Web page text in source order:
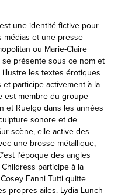
une identité fictive pour
médias et une presse
ou Marie-Claire
se présente sous ce nom et
les textes érotiques
et participe activement à la
est membre du groupe
et Ruelgo dans les années
sonore et de
scène, elle active des
une brosse métallique,
l’époque des angles
participe à la
Fanni Tutti quitte
propres ailes. Lydia Lunch